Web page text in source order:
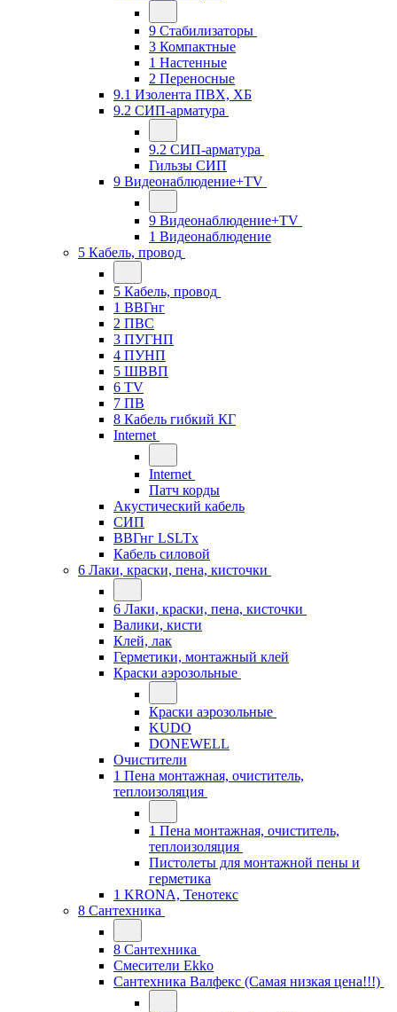
9 Стабилизаторы
3 Компактные
1 Настенные
2 Переносные
9.1 Изолента ПВХ, ХБ
9.2 СИП-арматура
9.2 СИП-арматура
Гильзы СИП
9 Видеонаблюдение+TV
9 Видеонаблюдение+TV
1 Видеонаблюдение
5 Кабель, провод
5 Кабель, провод
1 ВВГнг
2 ПВС
3 ПУГНП
4 ПУНП
5 ШВВП
6 TV
7 ПВ
8 Кабель гибкий КГ
Internet
Internet
Патч корды
Акустический кабель
СИП
ВВГнг LSLTx
Кабель силовой
6 Лаки, краски, пена, кисточки
6 Лаки, краски, пена, кисточки
Валики, кисти
Клей, лак
Герметики, монтажный клей
Краски аэрозольные
Краски аэрозольные
KUDO
DONEWELL
Очистители
1 Пена монтажная, очиститель,
теплоизоляция
1 Пена монтажная, очиститель,
теплоизоляция
Пистолеты для монтажной пены и
герметика
1 KRONA, Тенотекс
8 Сантехника
8 Сантехника
Смесители Ekko
Сантехника Валфекс (Самая низкая цена!!!)